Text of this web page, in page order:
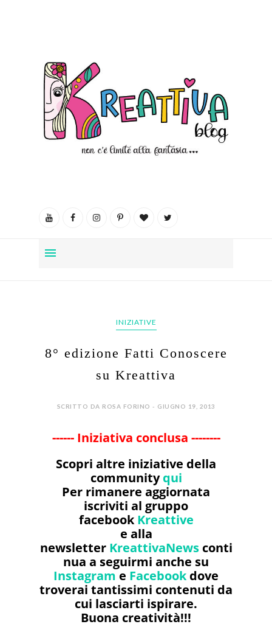
INIZIATIVE
8° edizione Fatti Conoscere
su Kreattiva
SCRITTO DA ROSA FORINO - GIUGNO 19, 2013
------ Iniziativa conclusa --------
Scopri altre iniziative della
communityqui
Per rimanere aggiornata
iscriviti al gruppo
facebookKreattive
e alla
newsletter KreattivaNewsconti
nua a seguirmi anche su
Instagram e Facebookdove
troverai tantissimi contenuti da
cui lasciarti ispirare.
Buona creatività!!!